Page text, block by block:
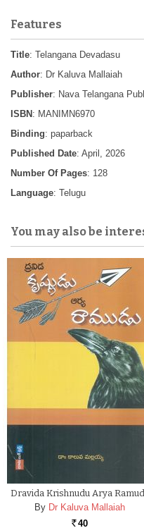
Features
Title: Telangana Devadasu
Author: Dr Kaluva Mallaiah
Publisher: Nava Telangana
ISBN : MANIMN6970
Binding: paparback
Published Date: April, 2026
Number Of Pages: 128
Language: Telugu
You may also be
Dravida Krishnudu Arya
By Dr Kaluva Mallaiah
Rs. 40